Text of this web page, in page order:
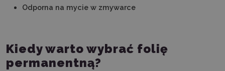
Odporna na mycie w zmywarce
Kiedy warto wybrać folię
permanentną?